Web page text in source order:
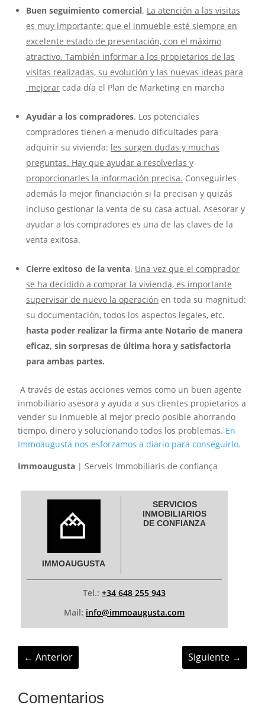
Buen seguimiento comercial. La atención a las visitas
es muy importante: que el inmueble esté siempre en
excelente estado de presentación, con el máximo
atractivo. También informar a los propietarios de las
visitas realizadas, su evolución y las nuevas ideas para
mejorar cada día el Plan de Marketing en marcha
Ayudar a los compradores. Los potenciales
compradores tienen a menudo dificultades para
adquirir su vivienda: les surgen dudas y muchas
preguntas. Hay que ayudar a resolverlas y
proporcionarles la información precisa. Conseguirles
además la mejor financiación si la precisan y quizás
incluso gestionar la venta de su casa actual. Asesorar y
ayudar a los compradores es una de las claves de la
venta exitosa.
Cierre exitoso de la venta. Una vez que el comprador
se ha decidido a comprar la vivienda, es importante
supervisar de nuevo la operación en toda su magnitud:
su documentación, todos los aspectos legales, etc.
hasta poder realizar la firma ante Notario de manera
eficaz, sin sorpresas de última hora y satisfactoria
para ambas partes.
A través de estas acciones vemos como un buen agente
inmobiliario asesora y ayuda a sus clientes propietarios a
vender su inmueble al mejor precio posible ahorrando
tiempo, dinero y solucionando todos los problemas. En
Immoaugusta nos esforzamos a diario para conseguirlo.
Immoaugusta | Serveis Immobiliaris de confiança
IMMOAUGUSTA
SERVICIOS
INMOBILIARIOS
DE CONFIANZA
Tel.: +34 648 255 943
Mail: info@immoaugusta.com
← Anterior Siguiente →
Comentarios